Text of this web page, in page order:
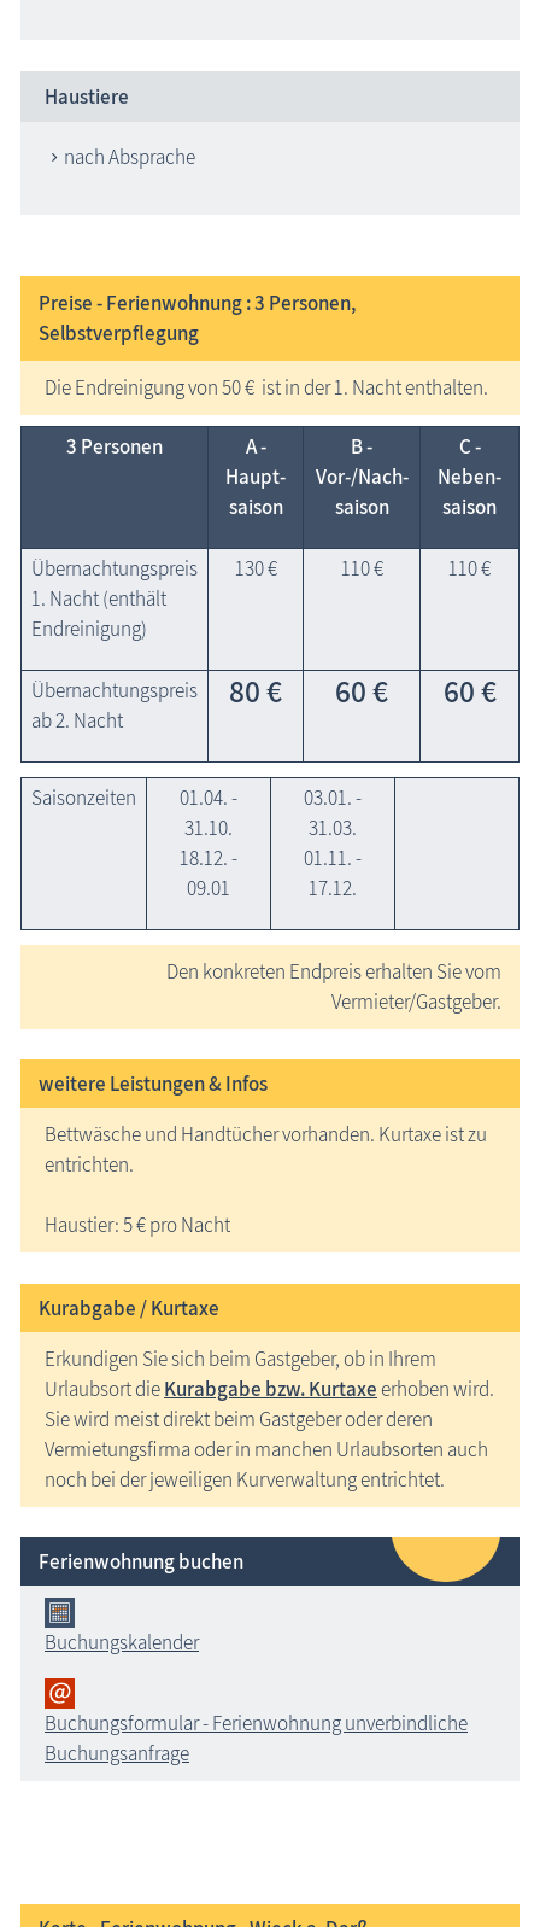
Haustiere
nach Absprache
Preise - Ferienwohnung : 3 Personen,
Selbstverpflegung
Die Endreinigung von 50 € ist in der 1. Nacht enthalten.
3 Personen
A -
Haupt­
saison
B -
Vor-/Nach­
saison
C -
Neben­
saison
Übernachtungspreis
1. Nacht (enthält
Endreinigung)
130 € 110 € 110 €
Übernachtungspreis
ab 2. Nacht
80 € 60 € 60 €
Saisonzeiten
01.04. -
31.10.
18.12. -
09.01
03.01. -
31.03.
01.11. -
17.12.
Den konkreten Endpreis erhalten Sie vom
Vermieter/Gastgeber.
weitere Leistungen & Infos
Bettwäsche und Handtücher vorhanden. Kurtaxe ist zu
entrichten.
Haustier: 5 € pro Nacht
Kurabgabe / Kurtaxe
Erkundigen Sie sich beim Gastgeber, ob in Ihrem
Urlaubsort dieKurabgabe bzw. Kurtaxeerhoben wird.
Sie wird meist direkt beim Gastgeber oder deren
Vermietungsfirma oder in manchen Urlaubsorten auch
noch bei der jeweiligen Kurverwaltung entrichtet.
Ferienwohnung buchen
Buchungskalender
Buchungsformular - Ferienwohnung unverbindliche
Buchungsanfrage